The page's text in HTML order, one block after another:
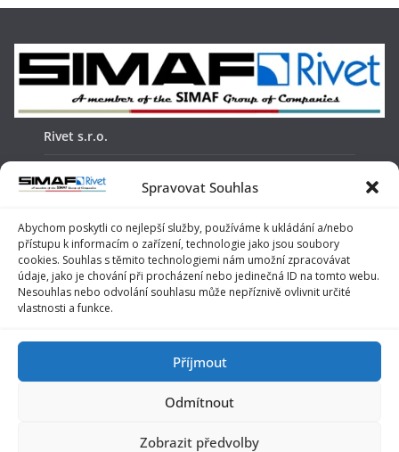
Spravovat Souhlas
Abychom poskytli co nejlepší služby, používáme k ukládání a/nebo
přístupu k informacím o zařízení, technologie jako jsou soubory
cookies. Souhlas s těmito technologiemi nám umožní zpracovávat
údaje, jako je chování při procházení nebo jedinečná ID na tomto webu.
Nesouhlas nebo odvolání souhlasu může nepříznivě ovlivnit určité
vlastnosti a funkce.
Příjmout
Odmítnout
Zobrazit předvolby
Rivet s.r.o.
Žabinská 18
telefon: +421 32 6522442
e-mail:info@rivet.sk